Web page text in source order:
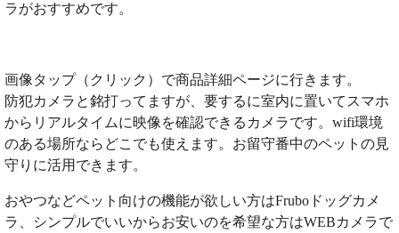
ラがおすすめです。
画像タップ（クリック）で商品詳細ページに行きます。
防犯カメラと銘打ってますが、要するに室内に置いてスマホ
からリアルタイムに映像を確認できるカメラです。wifi環境
のある場所ならどこでも使えます。お留守番中のペットの見
守りに活用できます。
おやつなどペット向けの機能が欲しい方はFruboドッグカメ
ラ、シンプルでいいからお安いのを希望な方はWEBカメラで